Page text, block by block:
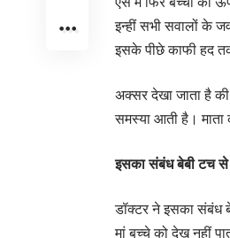
इन्हीं सभी सवालों के
इसके पीछे काफी हद
अक्सर देखा जाता है की
समस्या आती है। माता
इसका संबंध बेबी टच से
डॉक्टर ने इसका संबंध
मां बच्चे को देख नहीं